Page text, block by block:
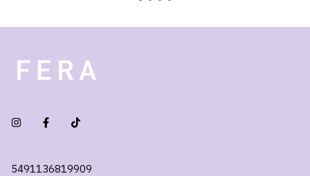
5491136819909